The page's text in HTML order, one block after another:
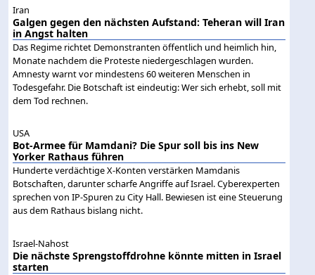
Iran
Galgen gegen den nächsten Aufstand: Teheran will Iran
in Angst halten
Das Regime richtet Demonstranten öffentlich und heimlich hin,
Monate nachdem die Proteste niedergeschlagen wurden.
Amnesty warnt vor mindestens 60 weiteren Menschen in
Todesgefahr. Die Botschaft ist eindeutig: Wer sich erhebt, soll mit
dem Tod rechnen.
USA
Bot-Armee für Mamdani? Die Spur soll bis ins New
Yorker Rathaus führen
Hunderte verdächtige X-Konten verstärken Mamdanis
Botschaften, darunter scharfe Angriffe auf Israel. Cyberexperten
sprechen von IP-Spuren zu City Hall. Bewiesen ist eine Steuerung
aus dem Rathaus bislang nicht.
Israel-Nahost
Die nächste Sprengstoffdrohne könnte mitten in Israel
starten